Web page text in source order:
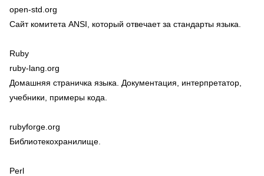
open-std.org
Сайт комитета ANSI, который отвечает за стандарты языка.
Ruby
ruby-lang.org
Домашняя страничка языка. Документация, интерпретатор,
учебники, примеры кода.
rubyforge.org
Библиотекохранилище.
Perl